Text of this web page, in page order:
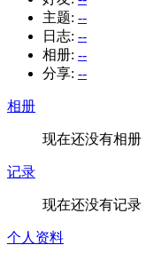
主题: --
日志: --
相册: --
分享: --
相册
现在还没有相册
记录
现在还没有记录
个人资料